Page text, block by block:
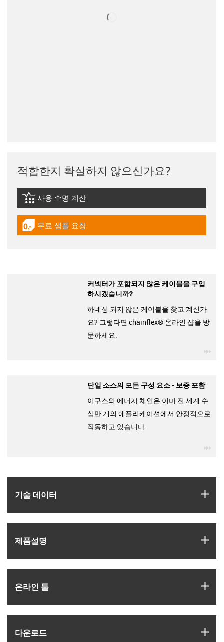
기술 데이터
제품­설명
온라인 툴
다운로드
적합한지 확실하지 않으신가요?
igus-icon-lebensdauerrechner
사용 수명 계산
igus-icon-gratismuster
무료 샘플 요청
커넥터가 포함되지 않은 케이블을 구입
하시겠습니까?
하네싱 되지 않은 케이블을 찾고 계신가
요? 그렇다면 chainflex® 온라인 샵을 방
문하세요.
단일 소스의 모든 구성 요소 - 보증 포함
이구스의 에너지 체인은 이미 전 세계 수
십만 개의 애플리케이션에서 안정적으로
작동하고 있습니다.